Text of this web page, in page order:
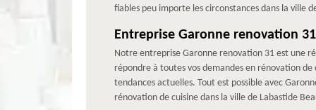
fiables peu importe les circonstances dans la ville
Entreprise Garonne renovation
Notre entreprise Garonne renovation 31 est une
répondre à toutes vos demandes en rénovation
tendances actuelles. Tout est possible avec
rénovation de cuisine dans la ville de Labastide